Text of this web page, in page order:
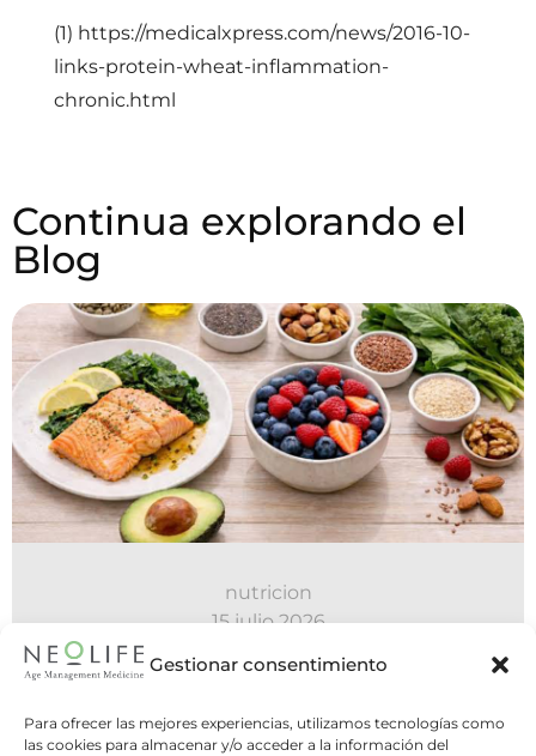
Gestionar consentimiento
Para ofrecer las mejores experiencias, utilizamos tecnologías como
las cookies para almacenar y/o acceder a la información del
(1) https://medicalxpress.com/news/2016-10-
links-protein-wheat-inflammation-
chronic.html
Continua explorando el
Blog
nutricion
15 julio 2026
Alimentación en el SOMP
anterior de nuestro blog, el síndrome ovárico